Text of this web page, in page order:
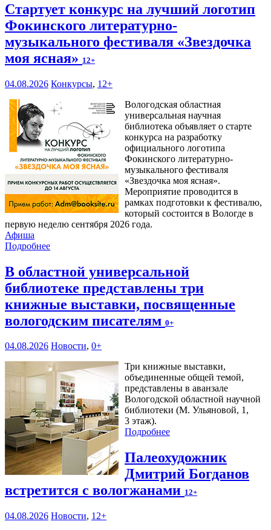
Стартует конкурс на лучший логотип
Фокинского литературно-
музыкального фестиваля «Звездочка
моя ясная» 12+
04.08.2026 Конкурсы, 12+
Вологодская областная
универсальная научная
библиотека объявляет о старте
конкурса на разработку
официального логотипа
Фокинского литературно-
музыкального фестиваля
«Звездочка моя ясная».
Мероприятие проводится в
рамках подготовки к фестивалю,
который состоится в Вологде в
первую неделю сентября 2026 года.
Афиша
Подробнее
В областной универсальной
библиотеке представлены три
книжные выставки, посвященные
вологодским писателям 0+
04.08.2026 Новости, 0+
Три книжные выставки,
объединенные общей темой,
представлены в аванзале
Вологодской областной научной
библиотеки (М. Ульяновой, 1,
3 этаж).
Подробнее
Палеохудожник
Дмитрий Богданов
встретится с вологжанами 12+
04.08.2026 Новости, 12+